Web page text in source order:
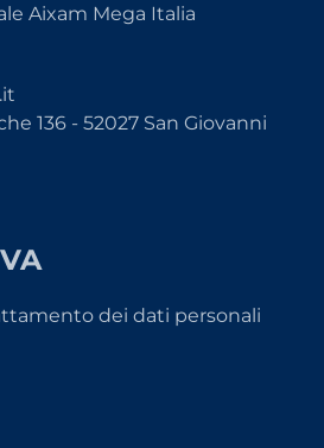
Aixam Mega Italia
136 - 52027 San Giovanni
dei dati personali